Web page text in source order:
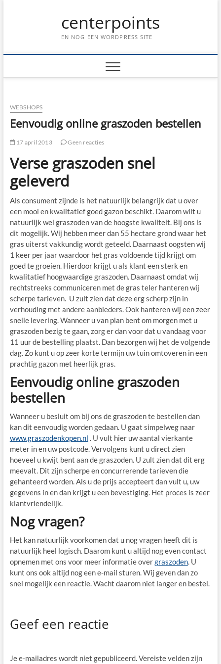
centerpoints
EN NOG EEN WORDPRESS SITE
WEBSHOPS
Eenvoudig online graszoden bestellen
17 april 2013 Geen reacties
Verse graszoden snel
geleverd
Als consument zijnde is het natuurlijk belangrijk dat u over
een mooi en kwalitatief goed gazon beschikt. Daarom wilt u
natuurlijk wel graszoden van de hoogste kwaliteit. Bij ons is
dit mogelijk. Wij hebben meer dan 55 hectare grond waar het
gras uiterst vakkundig wordt geteeld. Daarnaast oogsten wij
1 keer per jaar waardoor het gras voldoende tijd krijgt om
goed te groeien. Hierdoor krijgt u als klant een sterk en
kwalitatief hoogwaardige graszoden. Daarnaast omdat wij
rechtstreeks communiceren met de gras teler hanteren wij
scherpe tarieven. U zult zien dat deze erg scherp zijn in
verhouding met andere aanbieders. Ook hanteren wij een zeer
snelle levering. Wanneer u van plan bent om morgen met u
graszoden bezig te gaan, zorg er dan voor dat u vandaag voor
11 uur de bestelling plaatst. Dan bezorgen wij het de volgende
dag. Zo kunt u op zeer korte termijn uw tuin omtoveren in een
prachtig gazon met heerlijk gras.
Eenvoudig online graszoden
bestellen
Wanneer u besluit om bij ons de graszoden te bestellen dan
kan dit eenvoudig worden gedaan. U gaat simpelweg naar
www.graszodenkopen.nl . U vult hier uw aantal vierkante
meter in en uw postcode. Vervolgens kunt u direct zien
hoeveel u kwijt bent aan de graszoden. U zult zien dat dit erg
meevalt. Dit zijn scherpe en concurrerende tarieven die
gehanteerd worden. Als u de prijs accepteert dan vult u, uw
gegevens in en dan krijgt u een bevestiging. Het proces is zeer
klantvriendelijk.
Nog vragen?
Het kan natuurlijk voorkomen dat u nog vragen heeft dit is
natuurlijk heel logisch. Daarom kunt u altijd nog even contact
opnemen met ons voor meer informatie overgraszoden. U
kunt ons ook altijd nog een e-mail sturen. Wij geven dan zo
snel mogelijk een reactie. Wacht daarom niet langer en bestel.
Geef een reactie
Je e-mailadres wordt niet gepubliceerd.Vereiste velden zijn